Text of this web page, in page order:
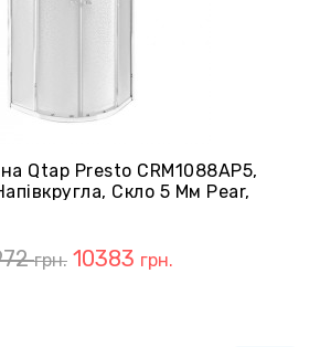
Qtap Presto CRM1088AP5,
Скло 5 Мм Pear,
грн. 10383 грн.